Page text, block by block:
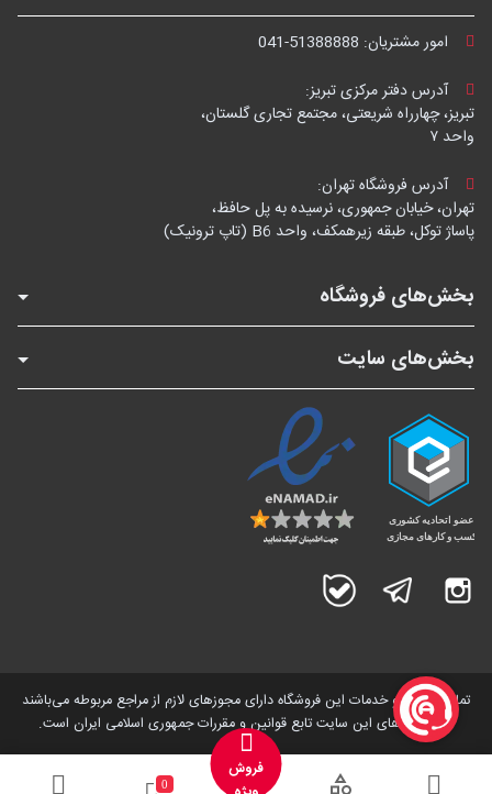
امور مشتریان: 041-51388888
آدرس دفتر مرکزی تبریز:
تبریز، چهارراه شریعتی، مجتمع تجاری گلستان،
واحد ۷
آدرس فروشگاه تهران:
تهران، خیابان جمهوری، نرسیده به پل حافظ،
پاساژ توکل، طبقه زیرهمکف، واحد B6 (تاپ ترونیک)
بخش‌های فروشگاه
بخش‌های سایت
اینستاگرام تلگرام
تمامی کالاها و خدمات این فروشگاه دارای مجوز‌های لازم از مراجع مربوطه می‌باشند
و فعالیت های این سایت تابع قوانین و مقررات جمهوری اسلامی ایران است.
فروش
0